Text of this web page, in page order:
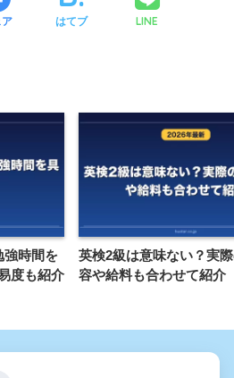
ア はてブ LINE
強時間を
度も紹介
英検2級は意味ない？実
容や給料も合わせて紹介